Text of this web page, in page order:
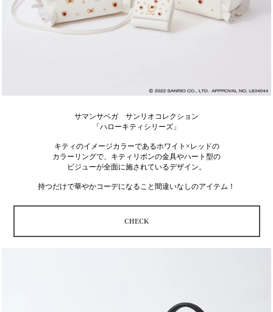
サマンサベガ サンリオコレクション
「ハローキティシリーズ」
キティのイメージカラーであるホワイト×レッドの
カラーリングで、キティリボンの金具やハート型の
ビジューが全面に施されているデザイン。
持つだけで華やかコーデになること間違いなしのアイテム！
CHECK